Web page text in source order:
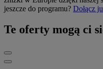
jeszcze do programu? Dołącz
Te oferty mogą ci